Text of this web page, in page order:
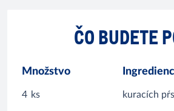
ČO BUDETE
Množstvo
4 ks kuracích pŕs